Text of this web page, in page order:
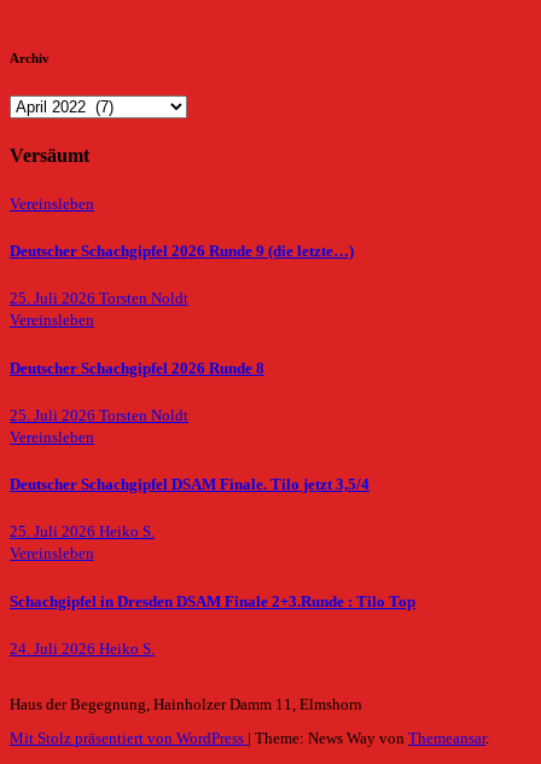
Archiv
Archiv
Versäumt
Vereinsleben
Deutscher Schachgipfel 2026 Runde 9 (die letzte…)
25. Juli 2026 Torsten Noldt
Vereinsleben
Deutscher Schachgipfel 2026 Runde 8
25. Juli 2026 Torsten Noldt
Vereinsleben
Deutscher Schachgipfel DSAM Finale. Tilo jetzt 3,5/4
25. Juli 2026 Heiko S.
Vereinsleben
Schachgipfel in Dresden DSAM Finale 2+3.Runde : Tilo Top
24. Juli 2026 Heiko S.
Haus der Begegnung, Hainholzer Damm 11, Elmshorn
Mit Stolz präsentiert von WordPress | Theme: News Way von Themeansar.